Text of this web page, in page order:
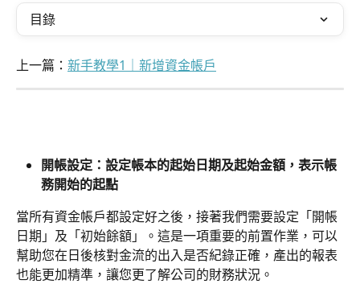
目錄
上一篇： 新手教學1｜新增資金帳戶
開帳設定：設定帳本的起始日期及起始金額，表示帳
務開始的起點
當所有資金帳戶都設定好之後，接著我們需要設定「開帳
日期」及「初始餘額」。這是一項重要的前置作業，可以
幫助您在日後核對金流的出入是否紀錄正確，產出的報表
也能更加精準，讓您更了解公司的財務狀況。